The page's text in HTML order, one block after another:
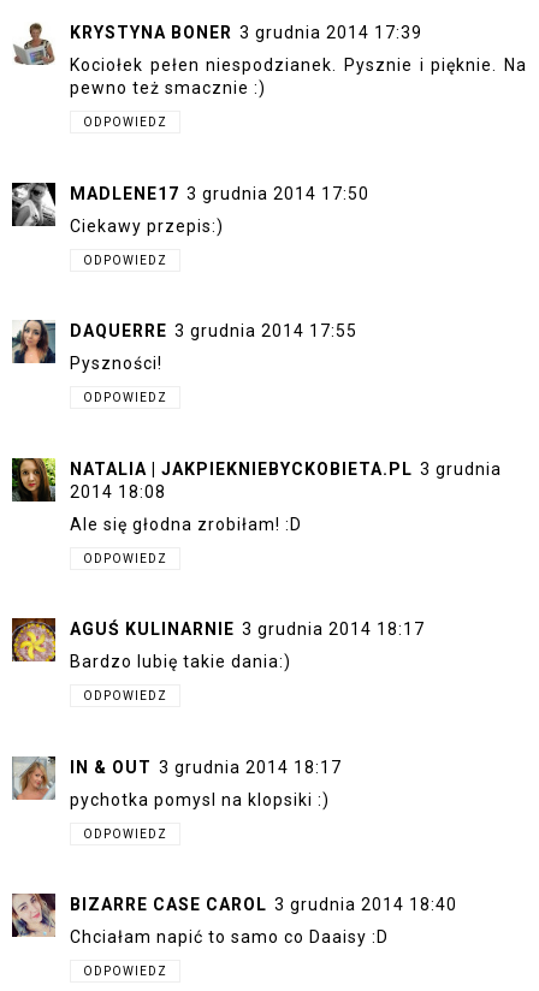
KRYSTYNA BONER 3 grudnia 2014 17:39
Kociołek pełen niespodzianek. Pysznie i pięknie. Na
pewno też smacznie :)
ODPOWIEDZ
MADLENE17 3 grudnia 2014 17:50
Ciekawy przepis:)
ODPOWIEDZ
DAQUERRE 3 grudnia 2014 17:55
Pyszności!
ODPOWIEDZ
NATALIA | JAKPIEKNIEBYCKOBIETA.PL 3 grudnia
2014 18:08
Ale się głodna zrobiłam! :D
ODPOWIEDZ
AGUŚ KULINARNIE 3 grudnia 2014 18:17
Bardzo lubię takie dania:)
ODPOWIEDZ
IN & OUT 3 grudnia 2014 18:17
pychotka pomysl na klopsiki :)
ODPOWIEDZ
BIZARRE CASE CAROL 3 grudnia 2014 18:40
Chciałam napić to samo co Daaisy :D
ODPOWIEDZ